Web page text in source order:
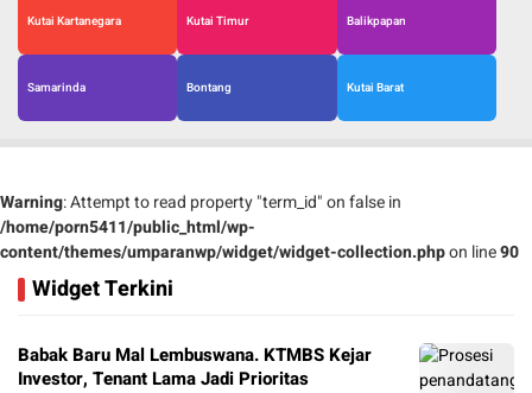
Kutai Kartanegara Kutai Timur Balikpapan
Samarinda Bontang Kutai Barat
Warning: Attempt to read property "term_id" on false in
/home/porn5411/public_html/wp-
content/themes/umparanwp/widget/widget-collection.phpon line90
Widget Terkini
Babak Baru Mal Lembuswana. KTMBS Kejar
Investor, Tenant Lama Jadi Prioritas